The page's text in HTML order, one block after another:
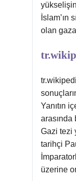
İslam’ın
olan
Yanıtın
arasında
Gazi tezi
tarihçi
üzerine